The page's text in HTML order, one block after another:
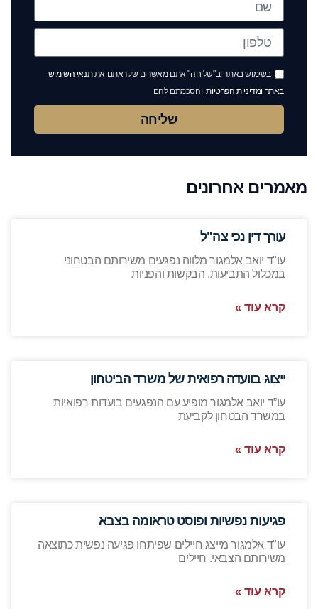
בשימוש באתר וב"שליחה" אתם מאשרים שקראתם אתתנאי השימוש
באתר ומדיניות הפרטיות והסכמתם להם
שליחה
מאמרים אחרונים
עורך דין נכי צה"ל
עו"ד יואב אלמגור מלווה נפגעים משירותם הבטחוני
במכלול התביעות, הבקשות והפניות
קרא עוד »
ייצוג בוועדה רפואית של משרד הביטחון
עו”ד יואב אלמגור מופיע עם הנפגעים בועדות רפואיות
במשרד הבטחון לקביעת
קרא עוד »
פגיעות נפשיות ופוסט טראומה בצבא
עו"ד אלמגור מייצג חיילים שפיתחו פגיעה נפשית כתוצאה
משירותם הצבאי. חיילים
קרא עוד »